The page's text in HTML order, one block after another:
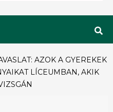
AZOK A GYEREKEK
LÍCEUMBAN, AKIK